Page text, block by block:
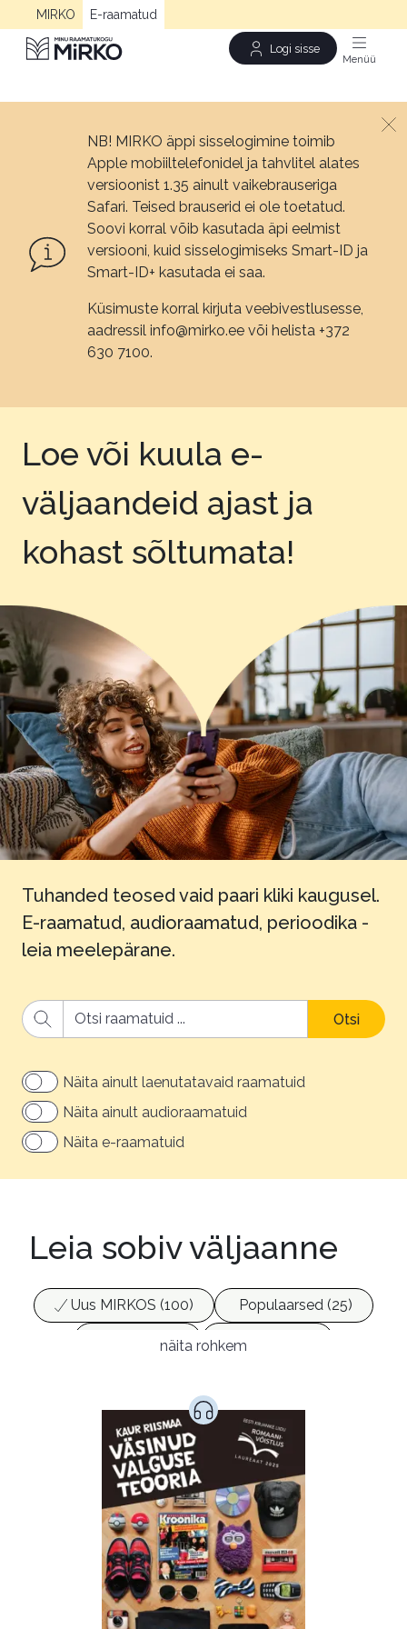
MIRKO E-raamatud
Logi sisse
NB! MIRKO äppi sisselogimine toimib
Apple mobiiltelefonidel ja tahvlitel alates
versioonist 1.35 ainult vaikebrauseriga
Safari. Teised brauserid ei ole toetatud.
Soovi korral võib kasutada äpi eelmist
versiooni, kuid sisselogimiseks Smart-ID ja
Smart-ID+ kasutada ei saa.
Küsimuste korral kirjuta veebivestlusesse,
aadressil info@mirko.ee või helista +372
630 7100.
Loe või kuula e-
väljaandeid ajast ja
kohast sõltumata!
Tuhanded teosed vaid paari kliki kaugusel.
E-raamatud, audioraamatud, perioodika -
leia meelepärane.
Otsi
Näita ainult laenutatavaid raamatuid
Näita ainult audioraamatuid
Näita e-raamatuid
Leia sobiv väljaanne
Uus MIRKOS (100)
Populaarsed (25)
Ajakirjad (17)
Ajalugu (165)
Audioperioodika
Biograafiad (228)
Eesti kirjandus (1775)
Ettevõtlus (30)
Filoloogia (121)
Filosoofia (145)
Geograafia (65)
Haridus (20)
Ilukirjandus (4257)
Juhtimine (23)
Kodu ja aed (38)
Krimi ja põnevik (1286)
näita rohkem